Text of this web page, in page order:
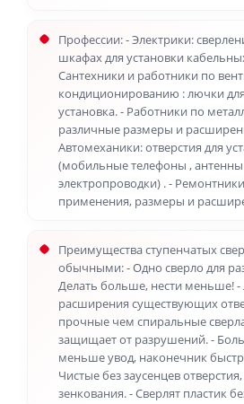
Профессии: - Электрики:
шкафах для установки
Сантехники и работники по
кондиционированию : лючки
установка. - Работники по
различные размеры и
Автомеханики: отверстия для
(мобильные телефоны ,
электропроводки) . -
применения, размеры и
Преимущества ступенчатых
обычными: - Одно сверло для
Делать больше, нести меньше!
расширения существующих
прочные чем спиральные
защищает от разрушений. -
меньше увод, наконечник
Чистые без заусенцев
зенкования. - Сверлят пластик